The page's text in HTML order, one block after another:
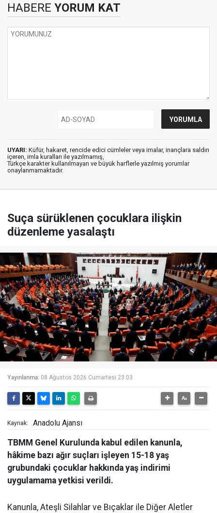
HABERE YORUM KAT
UYARI: Küfür, hakaret, rencide edici cümleler veya imalar, inançlara saldırı
içeren, imla kuralları ile yazılmamış,
Türkçe karakter kullanılmayan ve büyük harflerle yazılmış yorumlar
onaylanmamaktadır.
Suça sürüklenen çocuklara ilişkin
düzenleme yasalaştı
Yayınlanma: 08 Ağustos 2026 Cumartesi 23:03
Kaynak: Anadolu Ajansı
TBMM Genel Kurulunda kabul edilen kanunla,
hâkime bazı ağır suçları işleyen 15-18 yaş
grubundaki çocuklar hakkında yaş indirimi
uygulamama yetkisi verildi.
Kanunla, Ateşli Silahlar ve Bıçaklar ile Diğer Aletler